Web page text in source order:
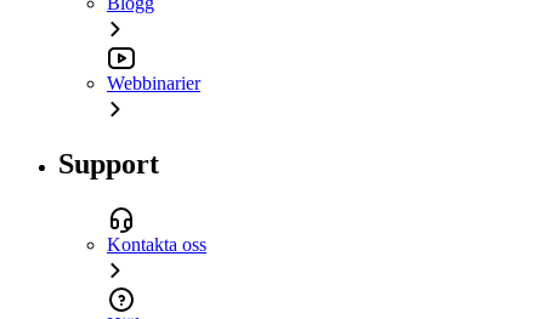
Webbinarier
Support
Kontakta oss